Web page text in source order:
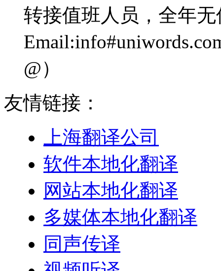
转接值班人员，全年无
@）
友情链接：
上海翻译公司
软件本地化翻译
网站本地化翻译
多媒体本地化翻译
同声传译